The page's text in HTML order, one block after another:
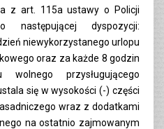
z art. 115a ustawy o Policji
następującej dyspozycji:
niewykorzystanego urlopu
oraz za każde 8 godzin
wolnego przysługującego
się w wysokości (-) części
wraz z dodatkami
na ostatnio zajmowanym